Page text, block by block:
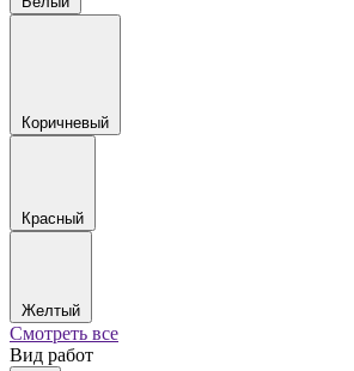
Коричневый
Красный
Желтый
Смотреть все
Вид работ